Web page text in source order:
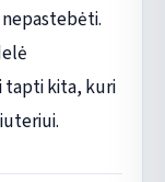
tapti kita, kuri